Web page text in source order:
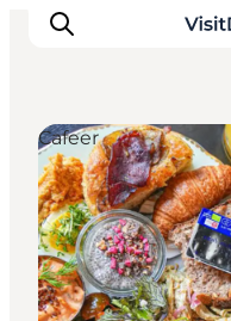
Inspiration
Destinationer
Oplevelser
Overnatning
Cafeer